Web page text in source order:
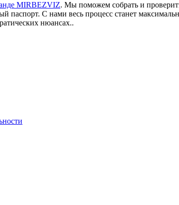
MIRBEZVIZ. Мы поможем собрать и
С нами весь процесс станет
нюансах..